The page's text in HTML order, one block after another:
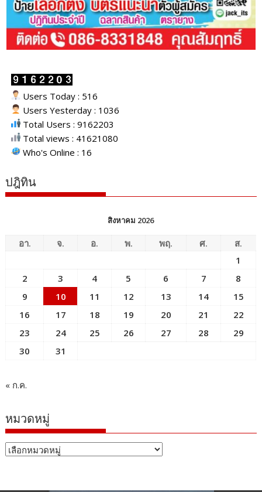
Users Today : 516
Users Yesterday : 1036
Total Users : 9162203
Total views : 41621080
Who's Online : 16
ปฎิทิน
สิงหาคม 2026
อา. จ. อ. พ. พฤ. ศ.
ส.
1
2
3 4 5 6 7
8
9
10 11 12 13 14
15
16
17 18 19 20 21
22
23
24 25 26 27 28
29
30
31
« ก.ค.
หมวดหมู่
หมวด